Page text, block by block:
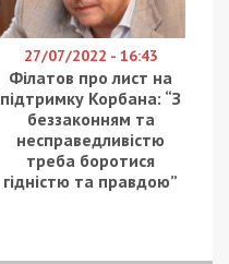
27/07/2022 - 16:43
Філатов про лист на
підтримку Корбана: “З
беззаконням та
несправедливістю
треба боротися
гідністю та правдою”